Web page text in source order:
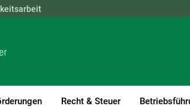
NÖ OÖ
Recht & Steuer